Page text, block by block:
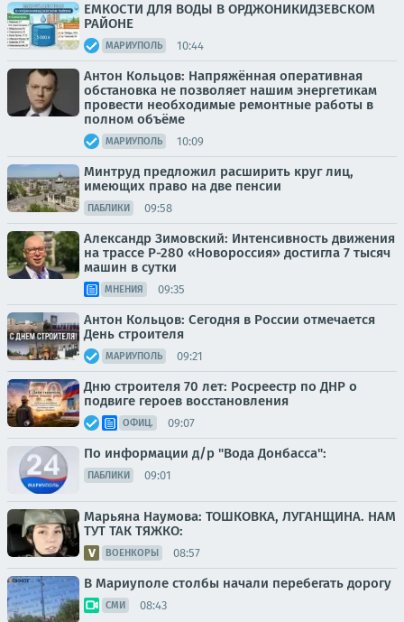
ЕМКОСТИ ДЛЯ ВОДЫ В ОРДЖОНИКИДЗЕВСКОМ
РАЙОНЕ
МАРИУПОЛЬ 10:44
Антон Кольцов: Напряжённая оперативная
обстановка не позволяет нашим энергетикам
провести необходимые ремонтные работы в
полном объёме
МАРИУПОЛЬ 10:09
Минтруд предложил расширить круг лиц,
имеющих право на две пенсии
ПАБЛИКИ 09:58
Александр Зимовский: Интенсивность движения
на трассе Р-280 «Новороссия» достигла 7 тысяч
машин в сутки
МНЕНИЯ 09:35
Антон Кольцов: Сегодня в России отмечается
День строителя
МАРИУПОЛЬ 09:21
Дню строителя 70 лет: Росреестр по ДНР о
подвиге героев восстановления
ОФИЦ. 09:07
По информации д/р "Вода Донбасса":
ПАБЛИКИ 09:01
Марьяна Наумова: ТОШКОВКА, ЛУГАНЩИНА. НАМ
ТУТ ТАК ТЯЖКО:
ВОЕНКОРЫ 08:57
В Мариуполе столбы начали перебегать дорогу
СМИ 08:43